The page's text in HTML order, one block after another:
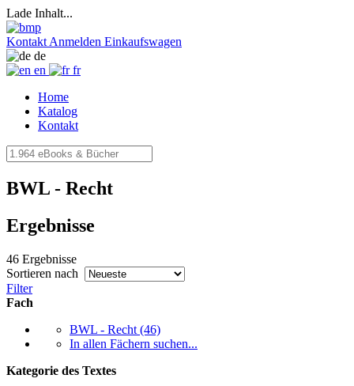
Lade Inhalt...
Kontakt Anmelden Einkaufswagen
de
en
fr
Home
Katalog
Kontakt
BWL - Recht
Ergebnisse
46 Ergebnisse
Sortieren nach
Filter
Fach
BWL - Recht (46)
In allen Fächern suchen...
Kategorie des Textes